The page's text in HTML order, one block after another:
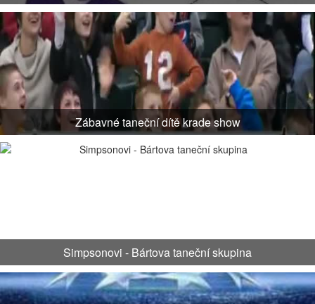
Zábavné taneční dítě krade show
Simpsonovi - Bártova taneční skupina